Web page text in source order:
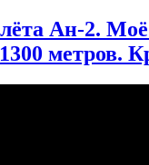
Ан-2.
метров.